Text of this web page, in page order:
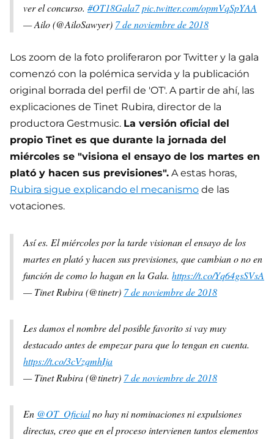
ver el concurso. #OT18Gala7pic.twitter.com/opmVqSpYAA
— Ailo (@AiloSawyer) 7 de noviembre de 2018
Los zoom de la foto proliferaron por Twitter y la gala
comenzó con la polémica servida y la publicación
original borrada del perfil de 'OT'. A partir de ahí, las
explicaciones de Tinet Rubira, director de la
productora Gestmusic. La versión oficial del
propio Tinet es que durante la jornada del
miércoles se "visiona el ensayo de los martes en
plató y hacen sus previsiones". A estas horas,
Rubira sigue explicando el mecanismo de las
votaciones.
Así es. El miércoles por la tarde visionan el ensayo de los
martes en plató y hacen sus previsiones, que cambian o no en
función de como lo hagan en la Gala. https://t.co/Yq64gsSVsA
— Tinet Rubira (@tinetr) 7 de noviembre de 2018
Les damos el nombre del posible favorito si vay muy
destacado antes de empezar para que lo tengan en cuenta.
https://t.co/3cVzqmhIja
— Tinet Rubira (@tinetr) 7 de noviembre de 2018
En @OT_Oficialno hay ni nominaciones ni expulsiones
directas, creo que en el proceso intervienen tantos elementos